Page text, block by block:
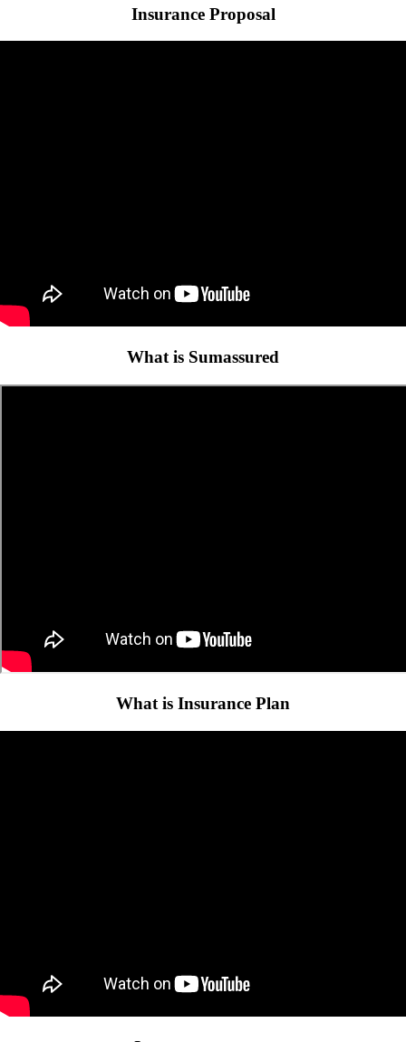
Insurance Proposal
What is Sumassured
What is Insurance Plan